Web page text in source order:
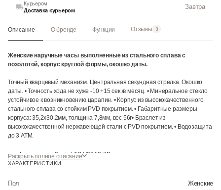
Курьером
Доставка курьером
Завтра
Описание О бренде Функции Отзывы 3
Женские наручные часы выполненные из стального сплава с
позолотой, корпус круглой формы, окошко даты.
Точный кварцевый механизм. Центральная секундная стрелка. Окошко
даты. • Точность хода не хуже -10 +15 сек./в месяц. • Минеральное стекло
устойчивое к возникновению царапин. • Корпус из высококачественного
стального сплава со стойким PVD покрытием. • Габаритные размеры
корпуса: 35,2x30,2мм, толщина 7,8мм, вес 56г• Браслет из
высококачественной нержавеющей стали с PVD покрытием. • Водозащита
до 3 АТМ.
Инструкция к Casio LTP-V004G-7B на русском языке
Раскрыть полное описание
ХАРАКТЕРИСТИКИ
Пол Женские